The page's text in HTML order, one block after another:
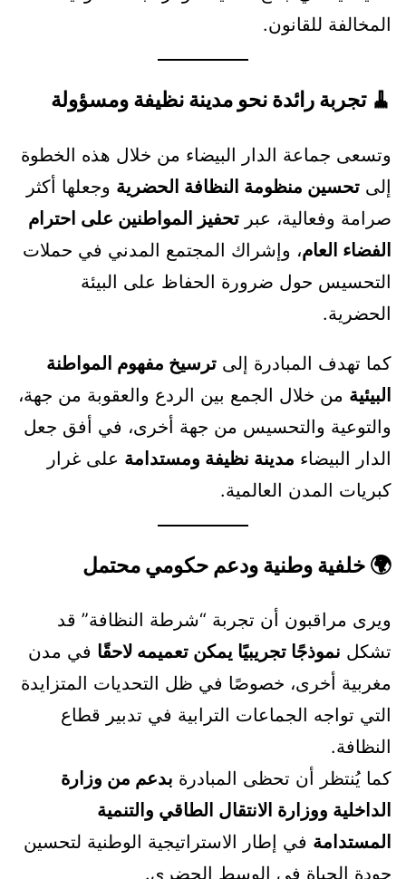
المخالفة للقانون.
🧹تجربة رائدة نحو مدينة نظيفة ومسؤولة
وتسعى جماعة الدار البيضاء من خلال هذه الخطوة
إلى تحسين منظومة النظافة الحضرية وجعلها أكثر
صرامة وفعالية، عبر تحفيز المواطنين على احترام
الفضاء العام، وإشراك المجتمع المدني في حملات
التحسيس حول ضرورة الحفاظ على البيئة
الحضرية.
كما تهدف المبادرة إلى ترسيخ مفهوم المواطنة
البيئية من خلال الجمع بين الردع والعقوبة من جهة،
والتوعية والتحسيس من جهة أخرى، في أفق جعل
الدار البيضاء مدينة نظيفة ومستدامة على غرار
كبريات المدن العالمية.
🌍 خلفية وطنية ودعم حكومي محتمل
ويرى مراقبون أن تجربة “شرطة النظافة” قد
تشكل نموذجًا تجريبيًا يمكن تعميمه لاحقًا في مدن
مغربية أخرى، خصوصًا في ظل التحديات المتزايدة
التي تواجه الجماعات الترابية في تدبير قطاع
النظافة.
كما يُنتظر أن تحظى المبادرة بدعم من وزارة
الداخلية ووزارة الانتقال الطاقي والتنمية
المستدامة في إطار الاستراتيجية الوطنية لتحسين
جودة الحياة في الوسط الحضري.